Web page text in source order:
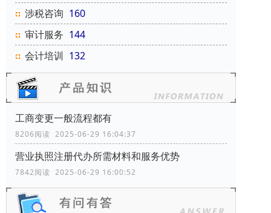
涉税咨询 160
审计服务 144
会计培训 132
工商变更一般流程都有
8206阅读 2025-06-29 16:04:37
营业执照注册代办所需材料和服务优势
7842阅读 2025-06-29 16:00:52